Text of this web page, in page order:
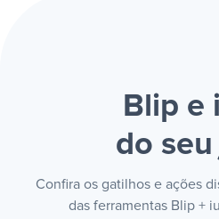
Blip e
do
Confira os gatilhos e ações
das ferramentas Blip +